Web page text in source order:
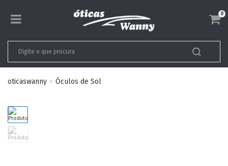
0
oticaswanny Óculos de Sol